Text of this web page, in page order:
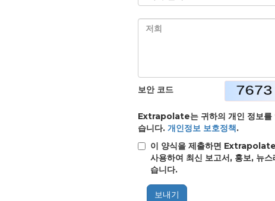
보안 코드
Extrapolate는 귀하의 개인 정보를
습니다. 개인정보 보호정책.
이 양식을 제출하면
사용하여 최신 보고서, 홍보, 뉴
습니다.
보내기